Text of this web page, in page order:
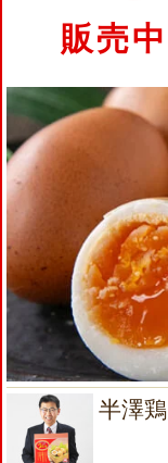
販売
半澤